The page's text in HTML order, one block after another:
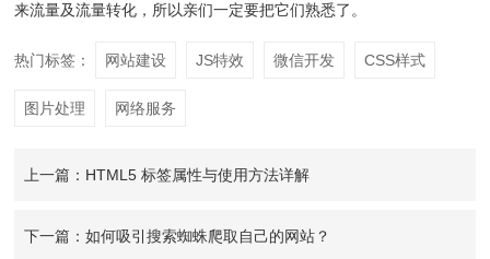
来流量及流量转化，所以亲们一定要把它们熟悉了。
热门标签： 网站建设 JS特效 微信开发 CSS样式
图片处理 网络服务
上一篇：HTML5 标签属性与使用方法详解
下一篇：如何吸引搜索蜘蛛爬取自己的网站？